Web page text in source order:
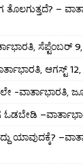
–
ಸೆಪ್ಟೆಂಬರ್
ಆಗಸ್ಟ್
-ವಾರ್ತಾಭಾರತಿ,
ಯಾವುದಕ್ಕೆ?